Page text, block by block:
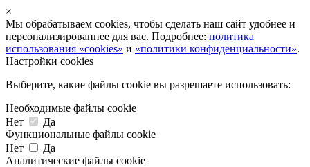
×
Мы обрабатываем cookies, чтобы сделать наш сайт удобнее и
персонализированнее для вас. Подробнее: политика
использования «cookies» и «политики конфиденциальности».
Настройки cookies
Выберите, какие файлы cookie вы разрешаете использовать:
Необходимые файлы cookie
Нет
Да
Функциональные файлы cookie
Нет
Да
Аналитические файлы cookie